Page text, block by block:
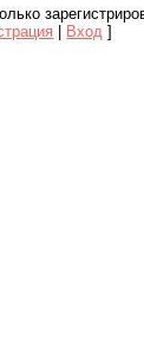
Вход ]